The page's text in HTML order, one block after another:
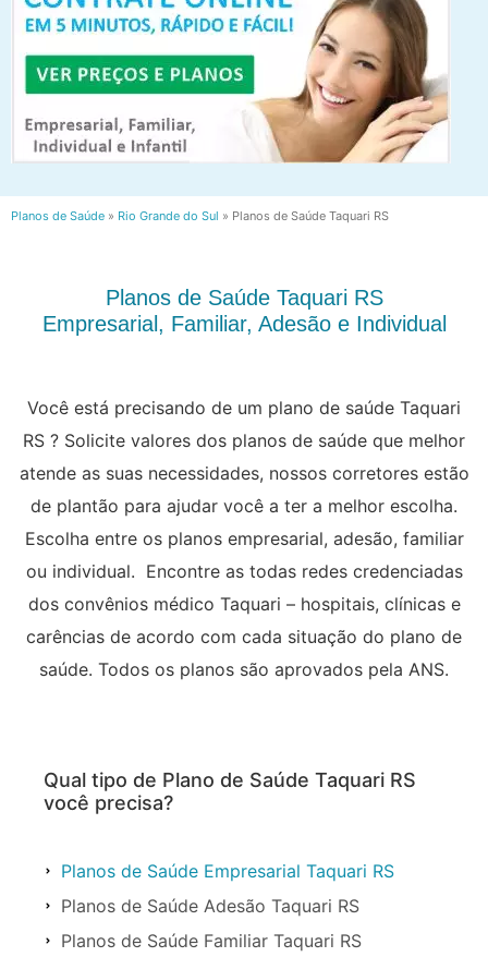
Planos de Saúde » Rio Grande do Sul » Planos de Saúde Taquari RS
Planos de Saúde Taquari RS
Empresarial, Familiar, Adesão e Individual
Você está precisando de um plano de saúde Taquari
RS ? Solicite valores dos planos de saúde que melhor
atende as suas necessidades, nossos corretores estão
de plantão para ajudar você a ter a melhor escolha.
Escolha entre os planos empresarial, adesão, familiar
ou individual. Encontre as todas redes credenciadas
dos convênios médico Taquari – hospitais, clínicas e
carências de acordo com cada situação do plano de
saúde. Todos os planos são aprovados pela ANS.
Qual tipo de Plano de Saúde Taquari RS
você precisa?
Planos de Saúde Empresarial Taquari RS
Planos de Saúde Adesão Taquari RS
Planos de Saúde Familiar Taquari RS